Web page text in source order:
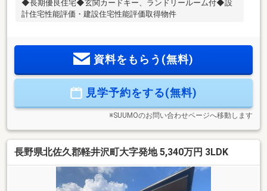
◆長期優良住宅◆玄関カードキー、ランドリールーム付◆設
計住宅性能評価・建設住宅性能評価取得物件
資料をもらう(無料)
見学予約をする(無料)
※SUUMOのお問い合わせページへ移動します
長野県北佐久郡軽井沢町大字発地 5,340万円 3LDK